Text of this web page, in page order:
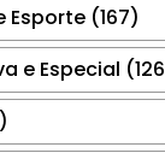
Esporte (167)
e Especial